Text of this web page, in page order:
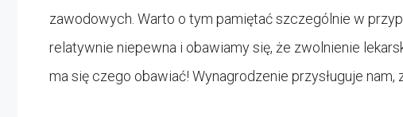
zawodowych. Warto o tym pamiętać szczególnie w
relatywnie niepewna i obawiamy się, że zwolnienie
ma się czego obawiać! Wynagrodzenie przysługuje